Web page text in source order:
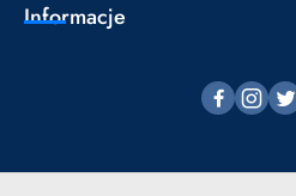
Informacje